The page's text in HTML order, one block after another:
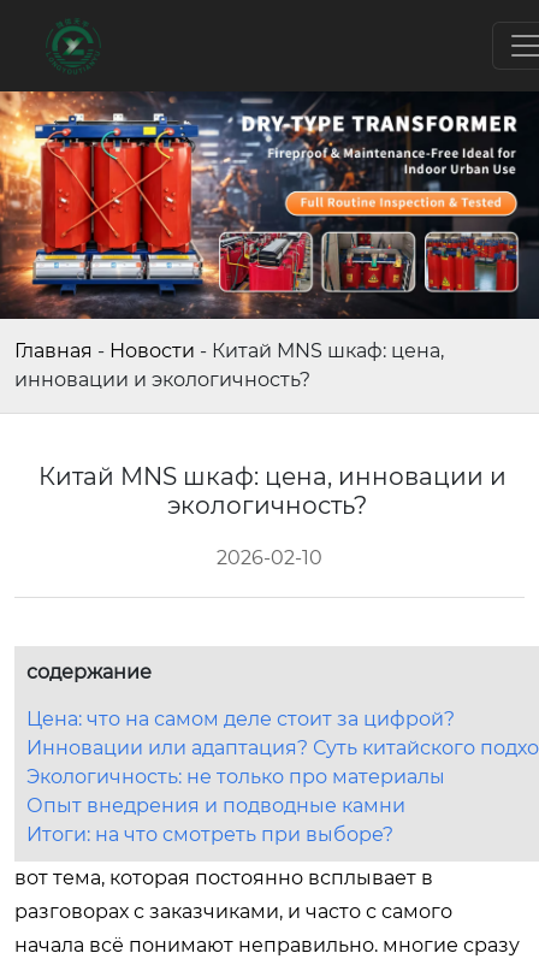
Главная - Новости - Китай MNS шкаф: цена,
инновации и экологичность?
Китай MNS шкаф: цена, инновации и
экологичность?
2026-02-10
содержание
Цена: что на самом деле стоит за цифрой?
Инновации или адаптация? Суть китайского
Экологичность: не только про материалы
Опыт внедрения и подводные камни
Итоги: на что смотреть при выборе?
вот тема, которая постоянно всплывает в
разговорах с заказчиками, и часто с самого
начала всё понимают неправильно. многие сразу